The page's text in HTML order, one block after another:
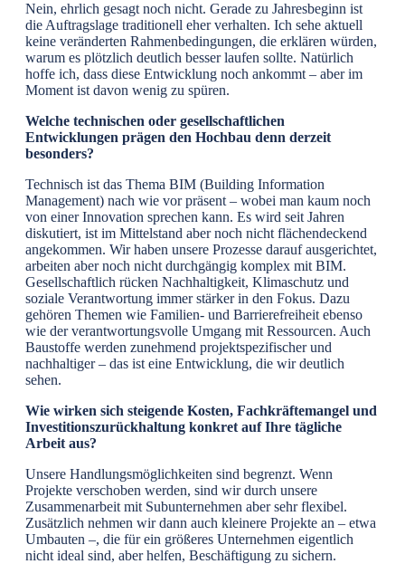
Nein, ehrlich gesagt noch nicht. Gerade zu Jahresbeginn ist
die Auftragslage traditionell eher verhalten. Ich sehe aktuell
keine veränderten Rahmenbedingungen, die erklären würden,
warum es plötzlich deutlich besser laufen sollte. Natürlich
hoffe ich, dass diese Entwicklung noch ankommt – aber im
Moment ist davon wenig zu spüren.
Welche technischen oder gesellschaftlichen
Entwicklungen prägen den Hochbau denn derzeit
besonders?
Technisch ist das Thema BIM (Building Information
Management) nach wie vor präsent – wobei man kaum noch
von einer Innovation sprechen kann. Es wird seit Jahren
diskutiert, ist im Mittelstand aber noch nicht flächendeckend
angekommen. Wir haben unsere Prozesse darauf ausgerichtet,
arbeiten aber noch nicht durchgängig komplex mit BIM.
Gesellschaftlich rücken Nachhaltigkeit, Klimaschutz und
soziale Verantwortung immer stärker in den Fokus. Dazu
gehören Themen wie Familien- und Barrierefreiheit ebenso
wie der verantwortungsvolle Umgang mit Ressourcen. Auch
Baustoffe werden zunehmend projektspezifischer und
nachhaltiger – das ist eine Entwicklung, die wir deutlich
sehen.
Wie wirken sich steigende Kosten, Fachkräftemangel und
Investitionszurückhaltung konkret auf Ihre tägliche
Arbeit aus?
Unsere Handlungsmöglichkeiten sind begrenzt. Wenn
Projekte verschoben werden, sind wir durch unsere
Zusammenarbeit mit Subunternehmen aber sehr flexibel.
Zusätzlich nehmen wir dann auch kleinere Projekte an – etwa
Umbauten –, die für ein größeres Unternehmen eigentlich
nicht ideal sind, aber helfen, Beschäftigung zu sichern.